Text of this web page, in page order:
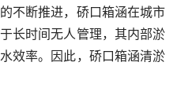
不断推进，硚口箱涵在城市
长时间无人管理，其内部淤
效率。因此，硚口箱涵清淤